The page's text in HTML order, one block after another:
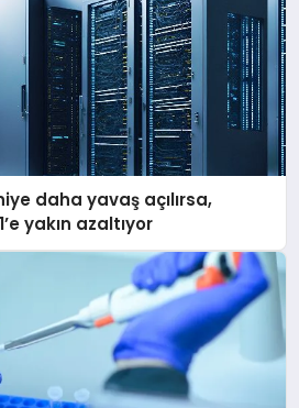
daha yavaş açılırsa,
yakın azaltıyor